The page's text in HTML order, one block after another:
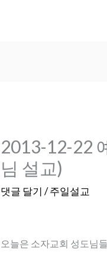
2013-12-22
님 설교)
댓글 달기 /주일설교
오늘은 소자교회 성도님